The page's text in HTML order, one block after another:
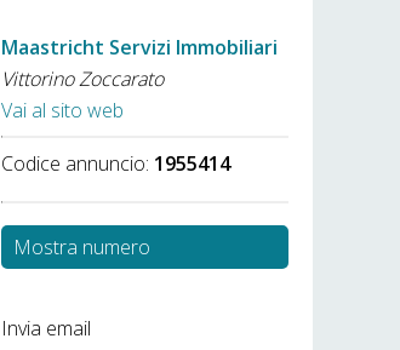
Maastricht Servizi Immobiliari
Vittorino Zoccarato
Vai al sito web
Codice annuncio: 1955414
Mostra numero
Invia email